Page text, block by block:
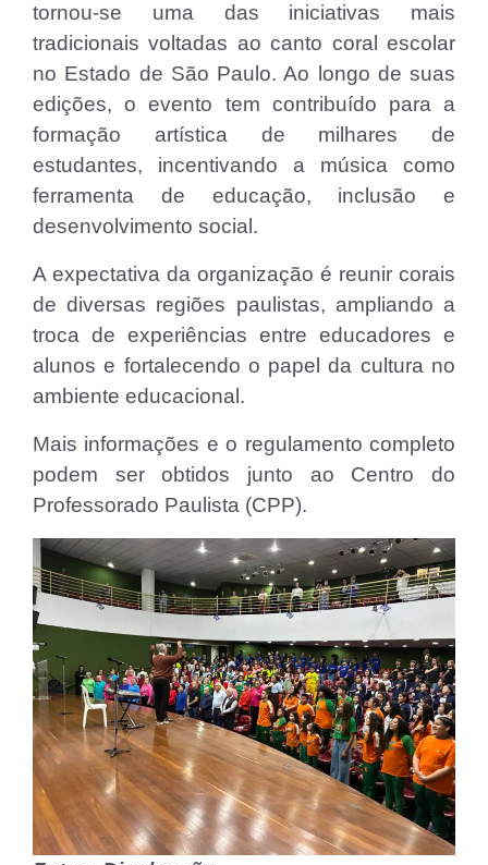
tornou-se uma das iniciativas mais
tradicionais voltadas ao canto coral escolar
no Estado de São Paulo. Ao longo de suas
edições, o evento tem contribuído para a
formação artística de milhares de
estudantes, incentivando a música como
ferramenta de educação, inclusão e
desenvolvimento social.
A expectativa da organização é reunir corais
de diversas regiões paulistas, ampliando a
troca de experiências entre educadores e
alunos e fortalecendo o papel da cultura no
ambiente educacional.
Mais informações e o regulamento completo
podem ser obtidos junto ao Centro do
Professorado Paulista (CPP).